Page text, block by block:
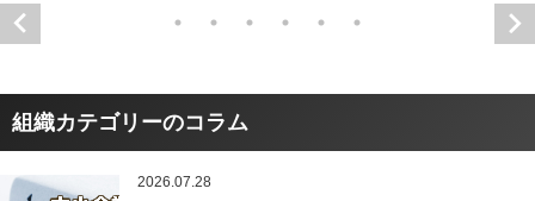
組織カテゴリーのコラム
2026.07.28